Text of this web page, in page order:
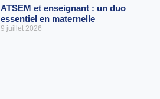
ATSEM et enseignant : un duo
essentiel en maternelle
9 juillet 2026